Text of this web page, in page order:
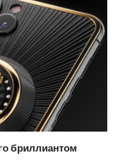
бриллиантом